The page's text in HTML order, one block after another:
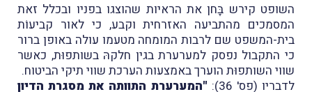
השופט קירש בָּחן את הראיות שהוצגו בפניו ובכלל זאת
המסמכים מהתביעה האזרחית וקבע, כי לאור קביעוֹת
בית-המשפט שם לרבות המומחה מטעמו עולה באופן ברור
כי התקבול נפסק למערערת בגין חלקהּ בשותפוּת, כאשר
שווי השותפוּת הוערך באמצעות הערכת שווי תיקי הביטוח.
לדבריו (פס' 36):
"המערערת התוותה את מסגרת הדיון